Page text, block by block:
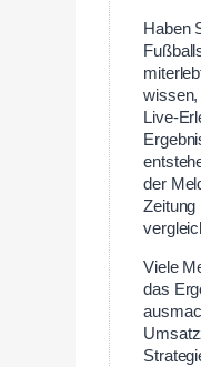
Haben
wissen,
Live-
der
Zeitung
Viele
das